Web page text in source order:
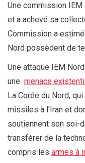
Une commission
et a achevé sa
Commission a
Nord possèdent de
Une attaque IEM
une menace
La Corée du Nord,
missiles à l’Iran et
soutiennent son soi-
transférer de la
compris les armes à